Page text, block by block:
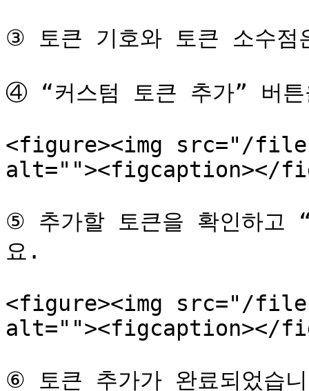
③ 토큰 기호와 토큰 소수점
④ “커스텀 토큰 추가” 버튼
<figure><img src="/
alt=""><figcaption></
⑤ 추가할 토큰을 확인하고
요.
<figure><img src="/files/
alt=""><figcaption></
⑥ 토큰 추가가 완료되었습